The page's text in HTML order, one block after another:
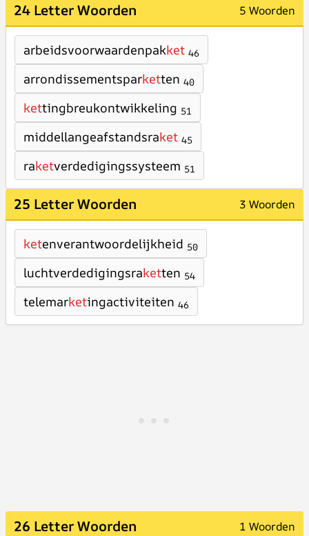
24 Letter Woorden 5 Woorden
arbeidsvoorwaardenpakket 46
arrondissementsparketten 40
kettingbreukontwikkeling 51
middellangeafstandsraket 45
raketverdedigingssysteem 51
25 Letter Woorden 3 Woorden
ketenverantwoordelijkheid 50
luchtverdedigingsraketten 54
telemarketingactiviteiten 46
26 Letter Woorden 1 Woorden